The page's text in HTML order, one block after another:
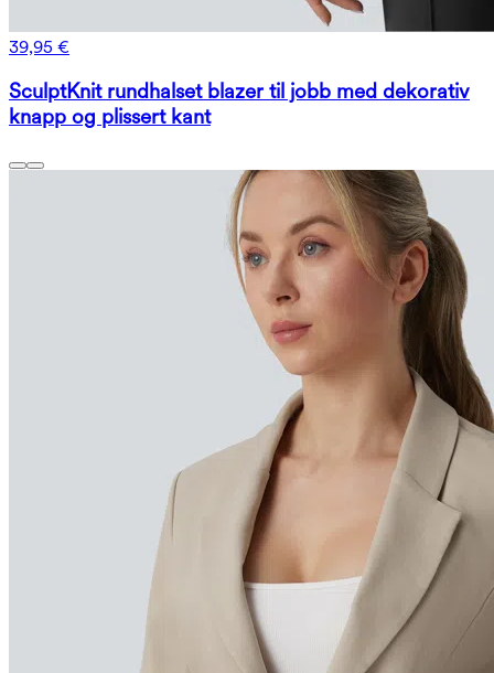
39,95 €
SculptKnit rundhalset blazer til jobb med dekorativ
knapp og plissert kant